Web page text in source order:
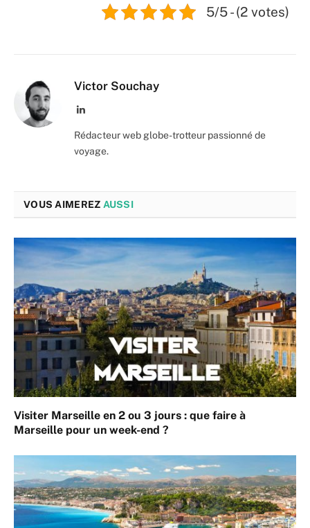
5/5 - (2 votes)
Victor Souchay
LinkedIn
Rédacteur web globe-trotteur passionné de
voyage.
VOUS AIMEREZ AUSSI
Visiter Marseille en 2 ou 3 jours : que faire à
Marseille pour un week-end ?